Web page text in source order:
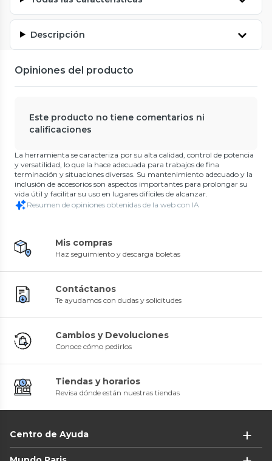
Descripción
Opiniones del producto
Este producto no tiene comentarios ni
calificaciones
La herramienta se caracteriza por su alta calidad, control de potencia
y versatilidad, lo que la hace adecuada para trabajos de fina
terminación y situaciones diversas. Su mantenimiento adecuado y la
inclusión de accesorios son aspectos importantes para prolongar su
vida útil y facilitar su uso en lugares difíciles de alcanzar.
Resumen de opiniones obtenidas de la web con IA
Mis compras
Haz seguimiento y descarga boletas
Contáctanos
Te ayudamos con dudas y solicitudes
Cambios y Devoluciones
Conoce cómo pedirlos
Tiendas y horarios
Revisa dónde están nuestras tiendas
Centro de Ayuda